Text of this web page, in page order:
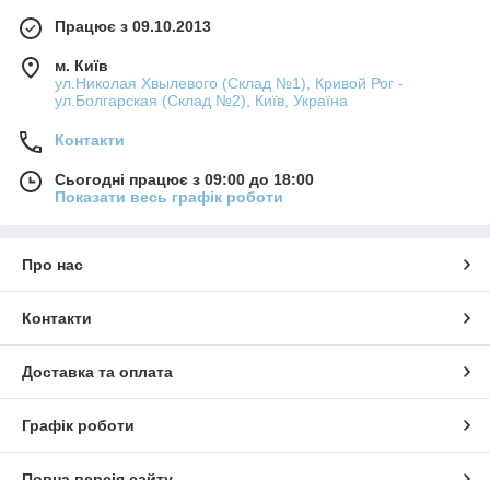
Працює з 09.10.2013
м. Київ
ул.Николая Хвылевого (Склад №1), Кривой Рог -
ул.Болгарская (Склад №2), Київ, Україна
Контакти
Сьогодні працює з 09:00 до 18:00
Показати весь графік роботи
Про нас
Контакти
Доставка та оплата
Графік роботи